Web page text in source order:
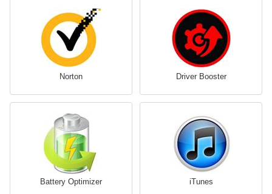
Norton Driver Booster
Battery Optimizer iTunes